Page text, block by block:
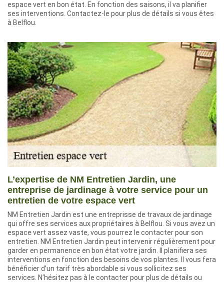
espace vert en bon état. En fonction des saisons, il va planifier
ses interventions. Contactez-le pour plus de détails si vous êtes
à Belflou.
L’expertise de NM Entretien Jardin, une
entreprise de jardinage à votre service pour un
entretien de votre espace vert
NM Entretien Jardin est une entreprisse de travaux de jardinage
qui offre ses services aux propriétaires à Belflou. Si vous avez un
espace vert assez vaste, vous pourrez le contacter pour son
entretien. NM Entretien Jardin peut intervenir régulièrement pour
garder en permanence en bon état votre jardin. Il planifiera ses
interventions en fonction des besoins de vos plantes. Il vous fera
bénéficier d’un tarif très abordable si vous sollicitez ses
services. N’hésitez pas à le contacter pour plus de détails ou